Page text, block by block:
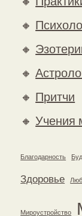
🔸
🔸
🔸
🔸 Притчи
🔸Учения
Благодарность
Здоровье
Мироустройство